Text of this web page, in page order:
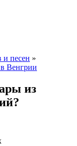
и песен »
Венгрии
из